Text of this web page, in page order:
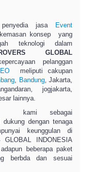
jasa
Event
konsep yang
teknologi dalam
GLOBAL
pelanggan
meliputi cakupan
, Bandung, Jakarta,
jogjakarta,
lainnya.
kami sebagai
dengan tenaga
keunggulan di
GLOBAL INDONESIA
beberapa paket
berbda dan sesuai